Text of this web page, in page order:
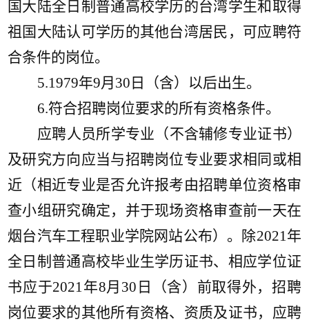
国大陆全日制普通高校学历的台湾学生和取得
祖国大陆认可学历的其他台湾居民，可应聘符
合条件的岗位。
5.1979年9月 30 日（含）以后出生。
6.符合招聘岗位要求的所有资格条件。
应聘人员所学专业（不含辅修专业证书）
及研究方向应当与招聘岗位专业要求相同或相
近（相近专业是否允许报考由招聘单位资格审
查小组研究确定，并于现场资格审查前一天在
烟台汽车工程职业学院网站公布）。除2021年
全日制普通高校毕业生学历证书、相应学位证
书应于2021年8月 30 日（含）前取得外，招聘
岗位要求的其他所有资格、资质及证书，应聘